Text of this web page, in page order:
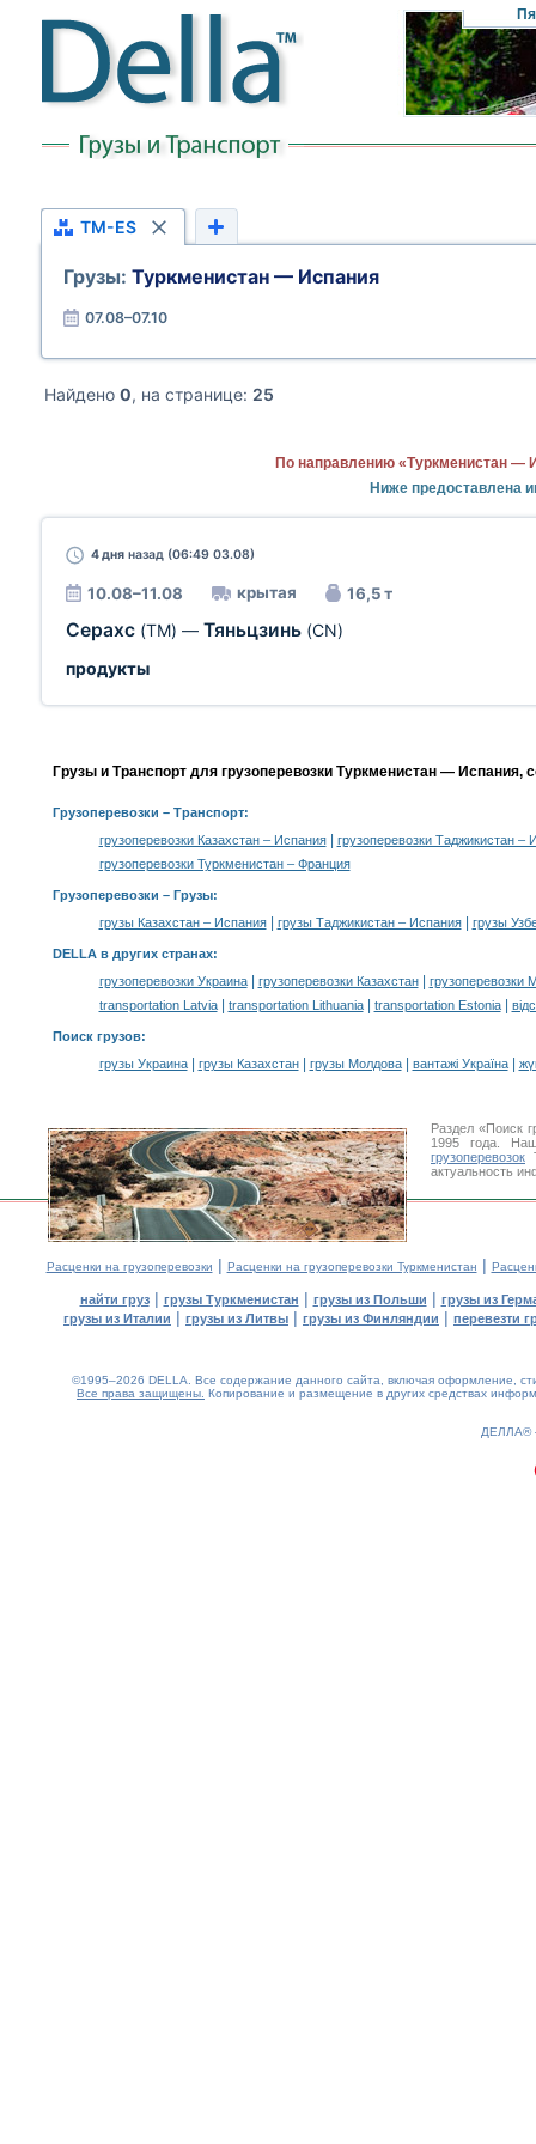
TM-ES
Грузы: Туркменистан — Испания
07.08–07.10
Найдено 0, на странице: 25
По направлению «Туркменистан —
Ниже предоставлена
4 дня назад (06:49 03.08)
10.08–11.08 крытая 16,5 т
Серахс (TM) — Тяньцзинь (CN)
продукты
Грузы и Транспорт для грузоперевозки Туркменистан — Испания,
Грузоперевозки – Транспорт:
грузоперевозки Казахстан – Испания|
грузоперевозки Таджикистан –
грузоперевозки Туркменистан – Франция
Грузоперевозки – Грузы:
грузы Казахстан – Испания| грузы Таджикистан – Испания| грузы
DELLA в других странах:
грузоперевозки Украина| грузоперевозки Казахстан|
грузоперевозки
transportation Latvia| transportation Lithuania| transportation Estonia|
Поиск грузов:
грузы Украина| грузы Казахстан| грузы Молдова| вантажі Україна|
Раздел «Поиск
1995 года.
грузоперевозок
актуальность
Расценки на грузоперевозки | Расценки на грузоперевозки Туркменистан |
найти груз| грузы Туркменистан | грузы из Польши | грузы из
грузы из Италии | грузы из Литвы | грузы из Финляндии | перевезти
©1995–2026 DELLA. Все содержание данного сайта, включая оформление,
Все права защищены. Копирование и размещение в других средствах